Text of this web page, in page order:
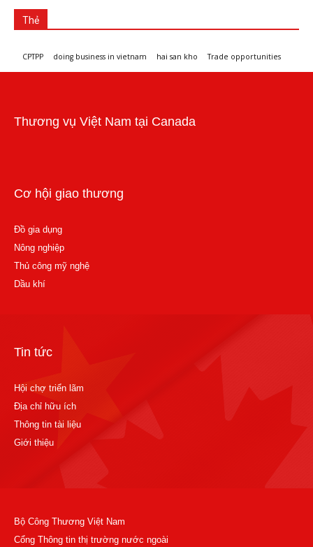
Thẻ
CPTPP doing business in vietnam hai san kho Trade opportunities
Thương vụ Việt Nam tại Canada
Cơ hội giao thương
Đồ gia dụng
Nông nghiệp
Thủ công mỹ nghệ
Dầu khí
Tin tức
Hội chợ triển lãm
Địa chỉ hữu ích
Thông tin tài liệu
Giới thiệu
Bộ Công Thương Việt Nam
Cổng Thông tin thị trường nước ngoài